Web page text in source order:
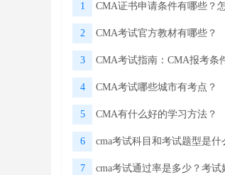
1 CMA证书申请条件有哪些？
2 CMA考试官方教材有哪些？
3 CMA考试指南：CMA报考条
4 CMA考试哪些城市有考点？
5 CMA有什么好的学习方法？
6 cma考试科目和考试题型是什
7 cma考试通过率是多少？考试